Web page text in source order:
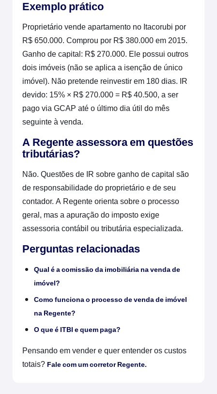
Exemplo prático
Proprietário vende apartamento no Itacorubi por
R$ 650.000. Comprou por R$ 380.000 em 2015.
Ganho de capital: R$ 270.000. Ele possui outros
dois imóveis (não se aplica a isenção de único
imóvel). Não pretende reinvestir em 180 dias. IR
devido: 15% × R$ 270.000 = R$ 40.500, a ser
pago via GCAP até o último dia útil do mês
seguinte à venda.
A Regente assessora em questões
tributárias?
Não. Questões de IR sobre ganho de capital são
de responsabilidade do proprietário e de seu
contador. A Regente orienta sobre o processo
geral, mas a apuração do imposto exige
assessoria contábil ou tributária especializada.
Perguntas relacionadas
Qual é a comissão da imobiliária na venda de
imóvel?
Como funciona o processo de venda de imóvel
na Regente?
O que é ITBI e quem paga?
Pensando em vender e quer entender os custos
totais? Fale com um corretor Regente.